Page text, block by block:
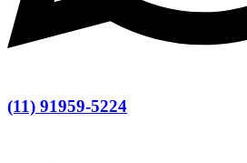
(11) 91959-5224